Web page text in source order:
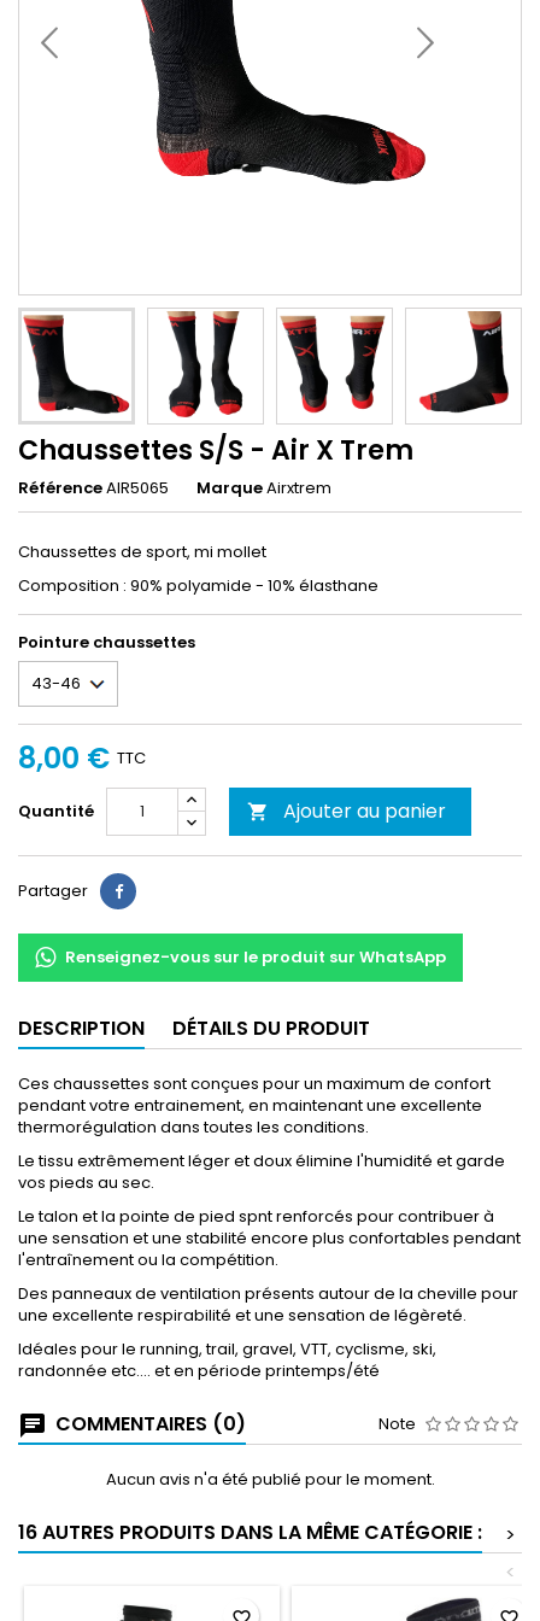
Chaussettes S/S - Air X Trem
RéférenceAIR5065 MarqueAirxtrem
Chaussettes de sport, mi mollet
Composition : 90% polyamide - 10% élasthane
Pointure chaussettes
8,00 € TTC
Quantité  Ajouter au panier
Partager Partager
Renseignez-vous sur le produit sur WhatsApp
DESCRIPTION DÉTAILS DU PRODUIT
Ces chaussettes sont conçues pour un maximum de confort
pendant votre entrainement, en maintenant une excellente
thermorégulation dans toutes les conditions.
Le tissu extrêmement léger et doux élimine l'humidité et garde
vos pieds au sec.
Le talon et la pointe de pied spnt renforcés pour contribuer à
une sensation et une stabilité encore plus confortables pendant
l'entraînement ou la compétition.
Des panneaux de ventilation présents autour de la cheville pour
une excellente respirabilité et une sensation de légèreté.
Idéales pour le running, trail, gravel, VTT, cyclisme, ski,
randonnée etc.... et en période printemps/été
COMMENTAIRES (0) Note
Aucun avis n'a été publié pour le moment.
16 AUTRES PRODUITS DANS LA MÊME CATÉGORIE :
>
<